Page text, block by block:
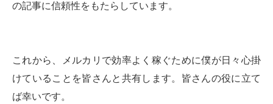
の記事に信頼性をもたらしています。
これから、メルカリで効率よく稼ぐために僕が日々心掛
けていることを皆さんと共有します。皆さんの役に立て
ば幸いです。